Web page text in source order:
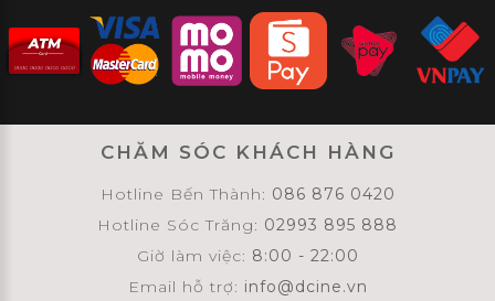
CHĂM SÓC KHÁCH HÀNG
Hotline Bến Thành: 086 876 0420
Hotline Sóc Trăng: 02993 895 888
Giờ làm việc: 8:00 - 22:00
Email hỗ trợ: info@dcine.vn